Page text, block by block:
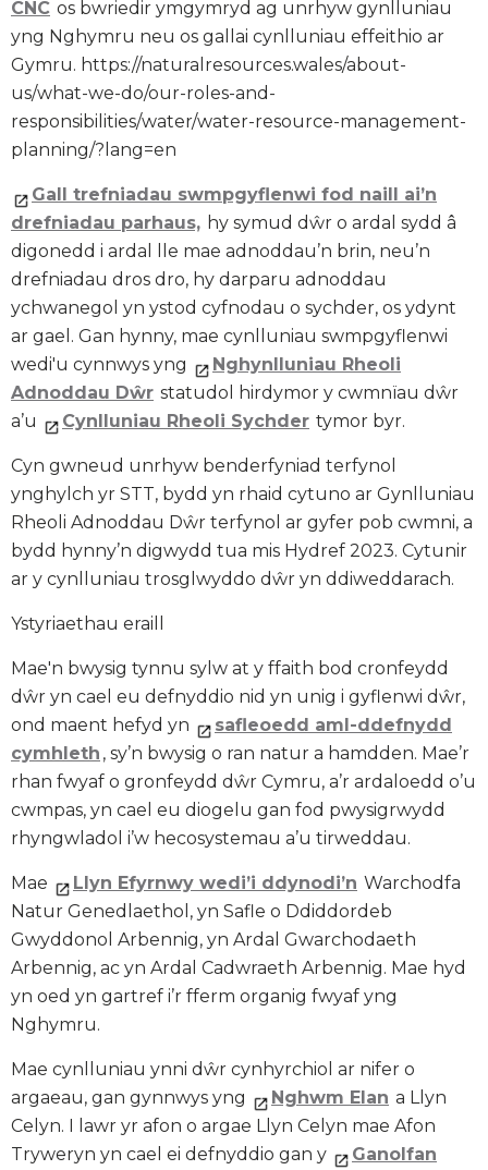
CNC os bwriedir ymgymryd ag unrhyw gynlluniau
yng Nghymru neu os gallai cynlluniau effeithio ar
Gymru. https://naturalresources.wales/about-
us/what-we-do/our-roles-and-
responsibilities/water/water-resource-management-
planning/?lang=en
Gall trefniadau swmpgyflenwi fod naill ai’n
drefniadau parhaus, hy symud dŵr o ardal sydd â
digonedd i ardal lle mae adnoddau’n brin, neu’n
drefniadau dros dro, hy darparu adnoddau
ychwanegol yn ystod cyfnodau o sychder, os ydynt
ar gael. Gan hynny, mae cynlluniau swmpgyflenwi
wedi'u cynnwys yng
Nghynlluniau Rheoli
Adnoddau Dŵr statudol hirdymor y cwmnïau dŵr
a’u
Cynlluniau Rheoli Sychder tymor byr.
Cyn gwneud unrhyw benderfyniad terfynol
ynghylch yr STT, bydd yn rhaid cytuno ar Gynlluniau
Rheoli Adnoddau Dŵr terfynol ar gyfer pob cwmni, a
bydd hynny’n digwydd tua mis Hydref 2023. Cytunir
ar y cynlluniau trosglwyddo dŵr yn ddiweddarach.
Ystyriaethau eraill
Mae'n bwysig tynnu sylw at y ffaith bod cronfeydd
dŵr yn cael eu defnyddio nid yn unig i gyflenwi dŵr,
ond maent hefyd yn
safleoedd aml-ddefnydd
cymhleth , sy’n bwysig o ran natur a hamdden. Mae’r
rhan fwyaf o gronfeydd dŵr Cymru, a’r ardaloedd o’u
cwmpas, yn cael eu diogelu gan fod pwysigrwydd
rhyngwladol i’w hecosystemau a’u tirweddau.
Mae Llyn Efyrnwy wedi’i ddynodi’n Warchodfa
Natur Genedlaethol, yn Safle o Ddiddordeb
Gwyddonol Arbennig, yn Ardal Gwarchodaeth
Arbennig, ac yn Ardal Cadwraeth Arbennig. Mae hyd
yn oed yn gartref i’r fferm organig fwyaf yng
Nghymru.
Mae cynlluniau ynni dŵr cynhyrchiol ar nifer o
argaeau, gan gynnwys yng
Nghwm Elan a Llyn
Celyn. I lawr yr afon o argae Llyn Celyn mae Afon
Tryweryn yn cael ei defnyddio gan y
Ganolfan